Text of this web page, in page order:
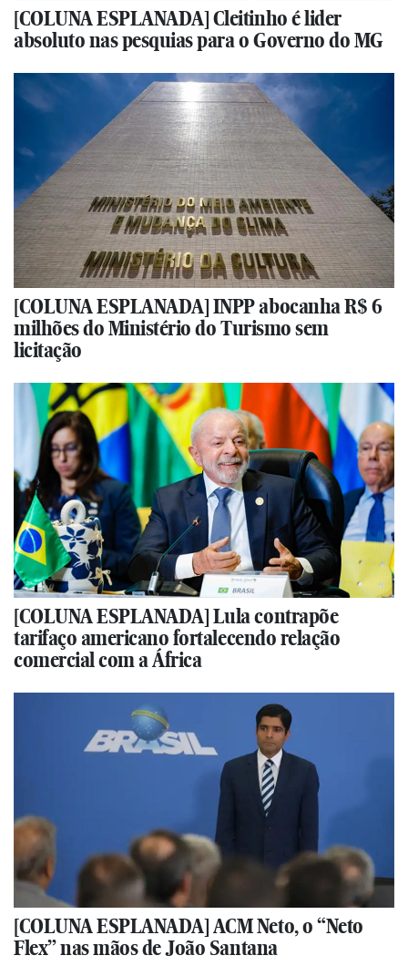
[COLUNA ESPLANADA] Cleitinho é lider
absoluto nas pesquias para o Governo do MG
[COLUNA ESPLANADA] INPP abocanha R$ 6
milhões do Ministério do Turismo sem
licitação
[COLUNA ESPLANADA] Lula contrapõe
tarifaço americano fortalecendo relação
comercial com a África
[COLUNA ESPLANADA] ACM Neto, o “Neto
Flex” nas mãos de João Santana